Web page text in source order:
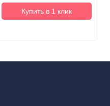
Купить в 1 клик